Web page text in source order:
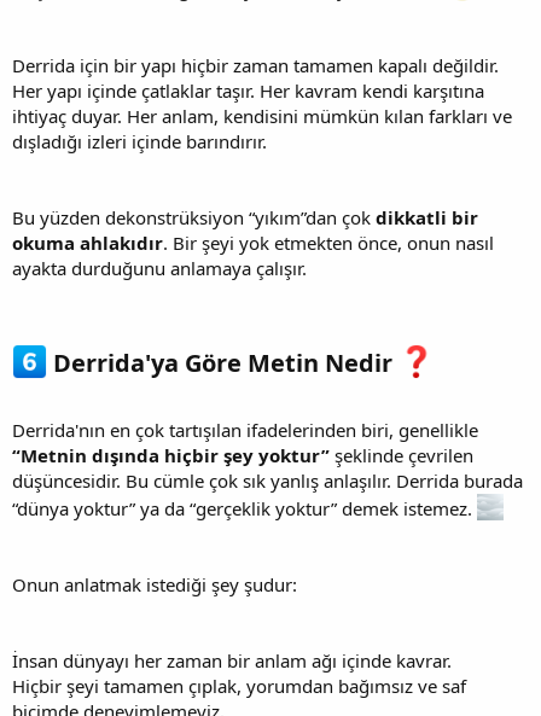
Derrida için bir yapı hiçbir zaman tamamen kapalı değildir.
Her yapı içinde çatlaklar taşır. Her kavram kendi karşıtına
ihtiyaç duyar. Her anlam, kendisini mümkün kılan farkları ve
dışladığı izleri içinde barındırır.
Bu yüzden dekonstrüksiyon “yıkım”dan çok dikkatli bir
okuma ahlakıdır. Bir şeyi yok etmekten önce, onun nasıl
ayakta durduğunu anlamaya çalışır.
Derrida'ya Göre Metin Nedir
Derrida'nın en çok tartışılan ifadelerinden biri, genellikle
“Metnin dışında hiçbir şey yoktur” şeklinde çevrilen
düşüncesidir. Bu cümle çok sık yanlış anlaşılır. Derrida burada
“dünya yoktur” ya da “gerçeklik yoktur” demek istemez.
Onun anlatmak istediği şey şudur:
İnsan dünyayı her zaman bir anlam ağı içinde kavrar.
Hiçbir şeyi tamamen çıplak, yorumdan bağımsız ve saf